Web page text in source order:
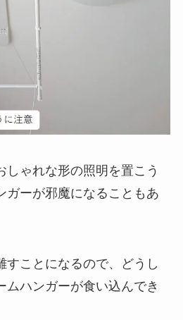
しゃれな形の照明を置こう
ガーが邪魔になることもあ
すことになるので、どうし
ムハンガーが食い込んでき